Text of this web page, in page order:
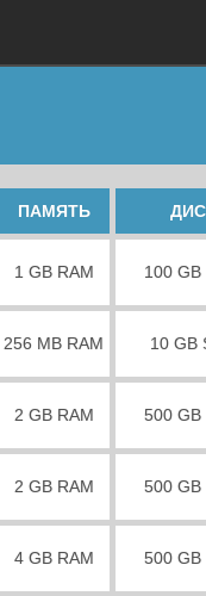
ПАМЯТЬ
1 GB RAM 100 GB
256 MB RAM 10 GB
2 GB RAM 500 GB
2 GB RAM 500 GB
4 GB RAM 500 GB